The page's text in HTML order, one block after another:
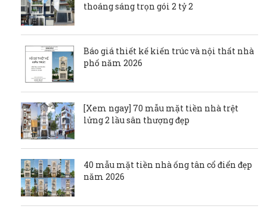
thoáng sáng trọn gói 2 tỷ 2
Báo giá thiết kế kiến trúc và nội thất nhà
phố năm 2026
[Xem ngay] 70 mẫu mặt tiền nhà trệt
lửng 2 lầu sân thượng đẹp
40 mẫu mặt tiền nhà ống tân cổ điển đẹp
năm 2026